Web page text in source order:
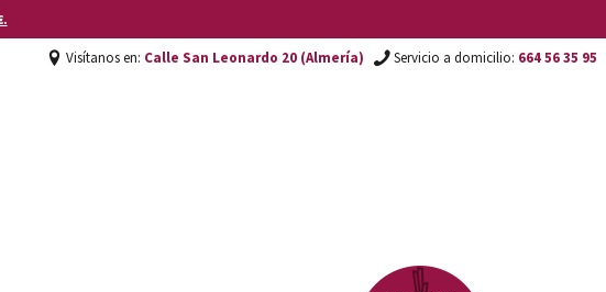
Visítanos en: Calle San Leonardo 20 (Almería) Servicio a domicilio: 664 56 35 95